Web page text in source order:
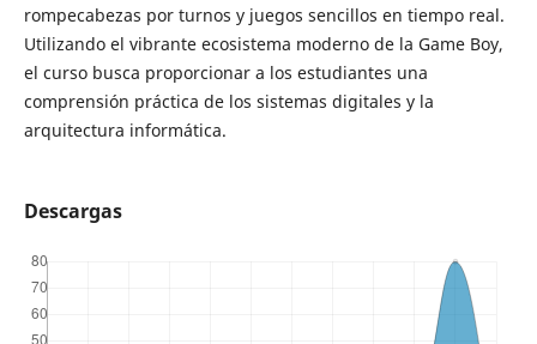
rompecabezas por turnos y juegos sencillos en tiempo real.
Utilizando el vibrante ecosistema moderno de la Game Boy,
el curso busca proporcionar a los estudiantes una
comprensión práctica de los sistemas digitales y la
arquitectura informática.
Descargas